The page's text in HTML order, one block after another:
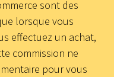
sont des
lorsque vous
effectuez un achat,
commission ne
pour vous